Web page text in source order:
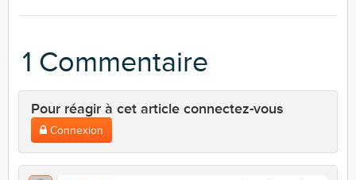
1 Commentaire
Pour réagir à cet article connectez-vous
Connexion